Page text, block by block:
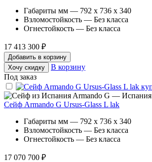
Габариты мм — 792 x 736 x 340
Взломостойкость — Без класса
Огнестойкость — Без класса
17 413 300 ₽
Добавить в корзину
Хочу скидку
В корзину
Под заказ
Armando G — Испания
Сейф Armando G Ursus-Glass L lak
Габариты мм — 792 x 736 x 340
Взломостойкость — Без класса
Огнестойкость — Без класса
17 070 700 ₽